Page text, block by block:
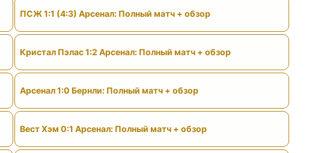
ПСЖ 1:1 (4:3) Арсенал: Полный матч + обзор
Кристал Пэлас 1:2 Арсенал: Полный матч + обзор
Арсенал 1:0 Бернли: Полный матч + обзор
Вест Хэм 0:1 Арсенал: Полный матч + обзор